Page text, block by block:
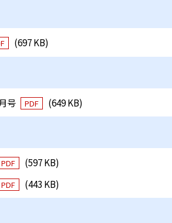
(697 KB)
号 PDF (649 KB)
PDF
(597 KB)
PDF (443 KB)